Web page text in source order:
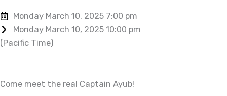
Monday March 10, 2025 7:00 pm
Monday March 10, 2025 10:00 pm
(Pacific Time)
Come meet the real Captain Ayub!